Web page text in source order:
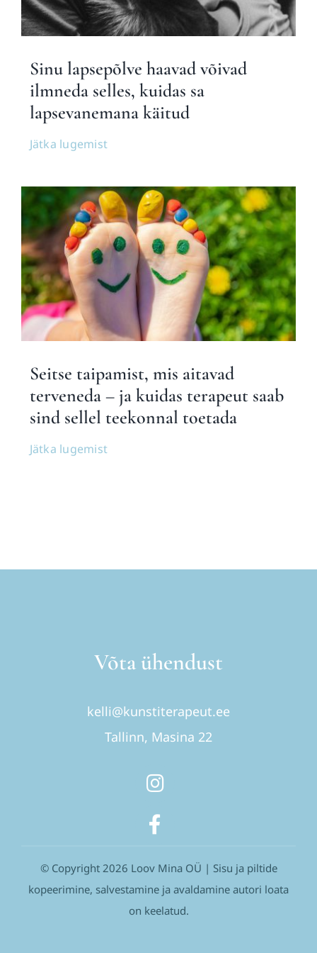
Sinu lapsepõlve haavad võivad
ilmneda selles, kuidas sa
lapsevanemana käitud
Jätka lugemist
Seitse taipamist, mis aitavad
terveneda – ja kuidas terapeut saab
sind sellel teekonnal toetada
Jätka lugemist
Võta ühendust
kelli@kunstiterapeut.ee
Tallinn, Masina 22
© Copyright 2026 Loov Mina OÜ | Sisu ja piltide
kopeerimine, salvestamine ja avaldamine autori loata
on keelatud.